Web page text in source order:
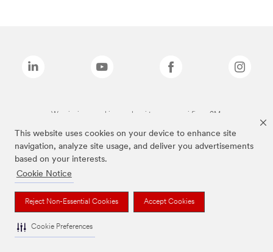
This website uses cookies on your device to enhance site
navigation, analyze site usage, and deliver you advertisements
based on your interests.
Cookie Notice
Reject Non-Essential Cookies Accept Cookies
Cookie Preferences
Wymienione marki są znakami towarowymi firmy 3M.